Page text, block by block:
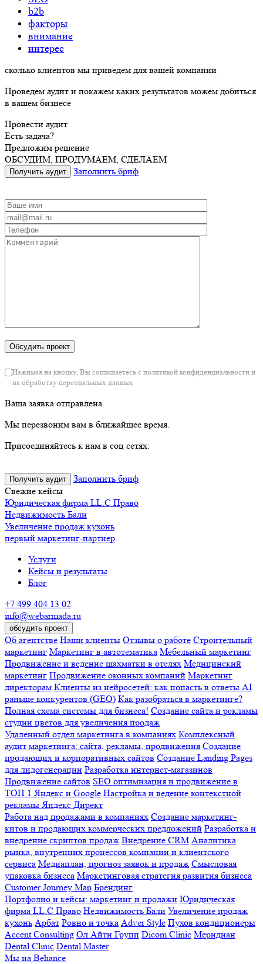
b2b
факторы
внимание
интерес
сколько клиентов мы приведем для вашей компании
Проведем аудит и покажем каких результатов можем добиться
в вашем бизнесе
Провести аудит
Есть задача?
Предложим решение
ОБСУДИМ, ПРОДУМАЕМ, СДЕЛАЕМ
Получить аудит Заполнить бриф
Нажимая на кнопку, Вы соглашаетесь с политикой конфиденциальности и
на обработку персональных данных
Ваша заявка отправлена
Мы перезвоним вам в ближайшее время.
Присоединяйтесь к нам в соц сетях:
Получить аудит
Заполнить бриф
Свежие кейсы
Юридическая фирма LL.C Право
Недвижимость Бали
Увеличение продаж кухонь
первый маркетинг-партнер
Услуги
Кейсы и результаты
Блог
+7 499 404 13 02
info@webarmada.ru
обсудить проект
Об агентстве Наши клиенты Отзывы о работе Строительный
маркетинг Маркетинг в автотематика Мебельный маркетинг
Продвижение и ведение шахматки в отелях Медицинский
маркетинг Продвижение оконных компаний Маркетинг
директорам Клиенты из нейросетей: как попасть в ответы AI
раньше конкурентов (GEO) Как разобраться в маркетинге?
Полная схема системы для бизнеса! Создание сайта и рекламы
студии цветов для увеличения продаж
Удаленный отдел маркетинга в компаниях Комплексный
аудит маркетинга: сайта, рекламы, продвижения Создание
продающих и корпоративных сайтов Создание Landing Pages
для лидогенерации Разработка интернет-магазинов
Продвижение сайтов SEO оптимизация и продвижение в
ТОП 1 Яндекс и Google Настройка и ведение контекстной
рекламы Яндекс Директ
Работа над продажами в компаниях Создание маркетинг-
китов и продающих коммерческих предложений Разработка и
внедрение скриптов продаж Внедрение CRM Аналитика
рынка, внутренних процессов компании и клиентского
сервиса Медиаплан, прогноз заявок и продаж Смысловая
упаковка бизнеса Маркетинговая стратегия развития бизнеса
Customer Journey Map Брендинг
Портфолио и кейсы: маркетинг и продажи Юридическая
фирма LL.C Право Недвижимость Бали Увеличение продаж
кухонь Арбат Ровно и точка Adver Style Пухов кондиционеры
Accent Consulting Ол Айти Групп Dicom Clinic Меридиан
Dental Clinic Dental Master
Мы на Behance